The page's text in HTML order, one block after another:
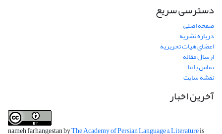
دسترسی سریع
صفحه اصلی
درباره نشریه
اعضای هیات تحریریه
ارسال مقاله
تماس با ما
نقشه سایت
آخرین اخبار
nameh farhangestan byThe Academy of Persian Language & Literatureis